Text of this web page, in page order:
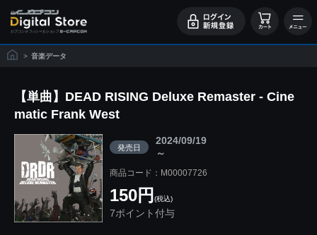
> 音楽データ
【単曲】DEAD RISING Deluxe Remaster - Cine
matic Frank West
発売日
2024/09/19
～
商品コード：M00007726
150円 (税込)
7ポイント付与